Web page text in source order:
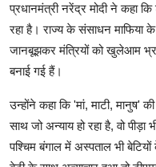
प्रधानमंत्री नरेंद्र मोदी ने कहा
रहा है। राज्य के संसाधन माफिया
जानबूझकर मंत्रियों को खुलेआम
बनाई गई हैं।
उन्होंने कहा कि 'मां, माटी, मानुष'
साथ जो अन्याय हो रहा है, वो
पश्चिम बंगाल में अस्पताल भी